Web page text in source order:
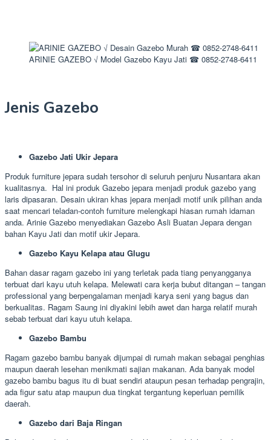
ARINIE GAZEBO √ Model Gazebo Kayu Jati ☎ 0852-2748-6411
Jenis Gazebo
Gazebo Jati Ukir Jepara
Produk furniture jepara sudah tersohor di seluruh penjuru Nusantara akan
kualitasnya. Hal ini produk Gazebo jepara menjadi produk gazebo yang
laris dipasaran. Desain ukiran khas jepara menjadi motif unik pilihan anda
saat mencari teladan-contoh furniture melengkapi hiasan rumah idaman
anda. Arinie Gazebo menyediakan Gazebo Asli Buatan Jepara dengan
bahan Kayu Jati dan motif ukir Jepara.
Gazebo Kayu Kelapa atau Glugu
Bahan dasar ragam gazebo ini yang terletak pada tiang penyangganya
terbuat dari kayu utuh kelapa. Melewati cara kerja bubut ditangan – tangan
professional yang berpengalaman menjadi karya seni yang bagus dan
berkualitas. Ragam Saung ini diyakini lebih awet dan harga relatif murah
sebab terbuat dari kayu utuh kelapa.
Gazebo Bambu
Ragam gazebo bambu banyak dijumpai di rumah makan sebagai penghias
maupun daerah lesehan menikmati sajian makanan. Ada banyak model
gazebo bambu bagus itu di buat sendiri ataupun pesan terhadap pengrajin,
ada figur satu atap maupun dua tingkat tergantung keperluan pemilik
daerah.
Gazebo dari Baja Ringan